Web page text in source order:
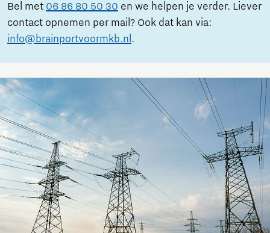
Bel met 06 86 80 50 30 en we helpen je verder. Liever
contact opnemen per mail? Ook dat kan via:
info@brainportvoormkb.nl.